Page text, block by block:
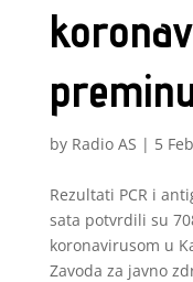
by Radio AS | 5
Rezultati PCR i
sata potvrdili su
koronavirusom u
Zavoda za javno